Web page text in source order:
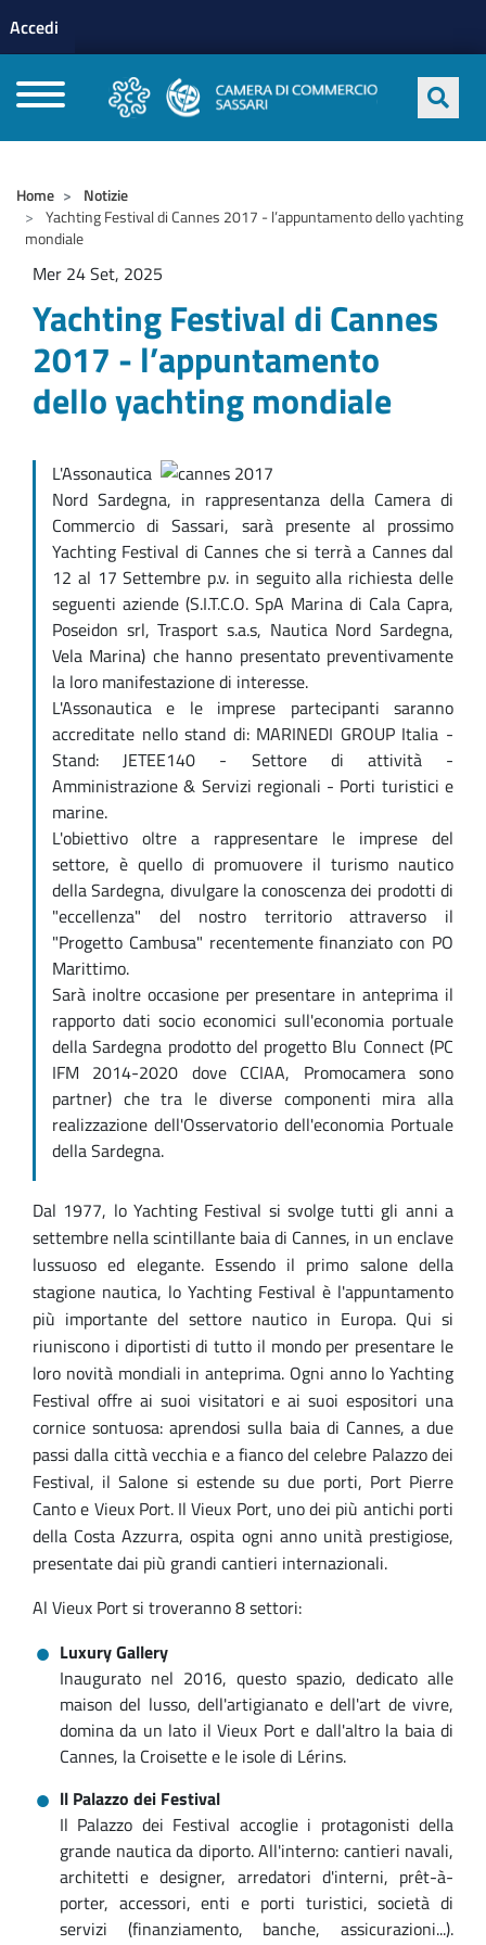
profilo utente
Accedi
Home
Notizie
Yachting Festival di Cannes 2017 - l’appuntamento dello yachting
mondiale
Mer 24 Set, 2025
Yachting Festival di Cannes
2017 - l’appuntamento
dello yachting mondiale
L'Assonautica
Nord Sardegna, in rappresentanza della Camera di
Commercio di Sassari, sarà presente al prossimo
Yachting Festival di Cannes che si terrà a Cannes dal
12 al 17 Settembre p.v. in seguito alla richiesta delle
seguenti aziende (S.I.T.C.O. SpA Marina di Cala Capra,
Poseidon srl, Trasport s.a.s, Nautica Nord Sardegna,
Vela Marina) che hanno presentato preventivamente
la loro manifestazione di interesse.
L'Assonautica e le imprese partecipanti saranno
accreditate nello stand di: MARINEDI GROUP Italia -
Stand: JETEE140 - Settore di attività -
Amministrazione & Servizi regionali - Porti turistici e
marine.
L'obiettivo oltre a rappresentare le imprese del
settore, è quello di promuovere il turismo nautico
della Sardegna, divulgare la conoscenza dei prodotti di
"eccellenza" del nostro territorio attraverso il
"Progetto Cambusa" recentemente finanziato con PO
Marittimo.
Sarà inoltre occasione per presentare in anteprima il
rapporto dati socio economici sull'economia portuale
della Sardegna prodotto del progetto Blu Connect (PC
IFM 2014-2020 dove CCIAA, Promocamera sono
partner) che tra le diverse componenti mira alla
realizzazione dell'Osservatorio dell'economia Portuale
della Sardegna.
Dal 1977, lo Yachting Festival si svolge tutti gli anni a
settembre nella scintillante baia di Cannes, in un enclave
lussuoso ed elegante. Essendo il primo salone della
stagione nautica, lo Yachting Festival è l'appuntamento
più importante del settore nautico in Europa. Qui si
riuniscono i diportisti di tutto il mondo per presentare le
loro novità mondiali in anteprima. Ogni anno lo Yachting
Festival offre ai suoi visitatori e ai suoi espositori una
cornice sontuosa: aprendosi sulla baia di Cannes, a due
passi dalla città vecchia e a fianco del celebre Palazzo dei
Festival, il Salone si estende su due porti, Port Pierre
Canto e Vieux Port. Il Vieux Port, uno dei più antichi porti
della Costa Azzurra, ospita ogni anno unità prestigiose,
presentate dai più grandi cantieri internazionali.
Al Vieux Port si troveranno 8 settori:
Luxury Gallery
Inaugurato nel 2016, questo spazio, dedicato alle
maison del lusso, dell'artigianato e dell'art de vivre,
domina da un lato il Vieux Port e dall'altro la baia di
Cannes, la Croisette e le isole di Lérins.
ll Palazzo dei Festival
Il Palazzo dei Festival accoglie i protagonisti della
grande nautica da diporto. All'interno: cantieri navali,
architetti e designer, arredatori d'interni, prêt-à-
porter, accessori, enti e porti turistici, società di
servizi (finanziamento, banche, assicurazioni...).